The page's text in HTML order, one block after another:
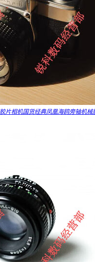
片相机国货经典凤凰海鸥旁轴机械